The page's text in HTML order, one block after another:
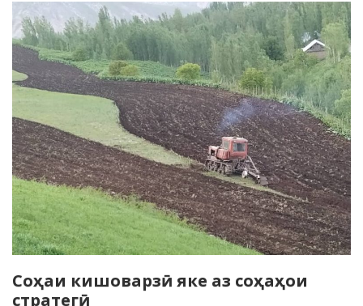
Соҳаи кишоварзӣ яке аз соҳаҳои
стратегӣ